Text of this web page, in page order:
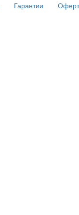
Гарантии